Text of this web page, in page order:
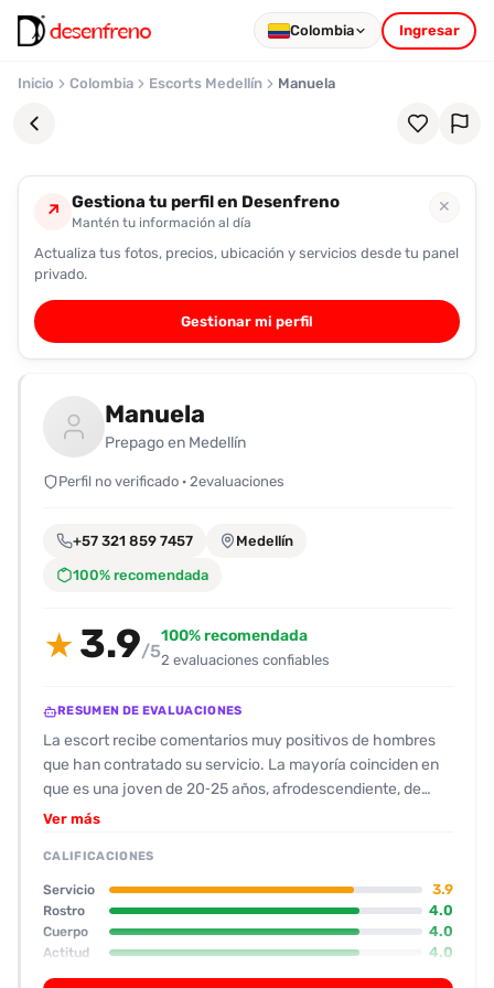
Colombia Ingresar
Inicio Colombia Escorts Medellín Manuela
Favoritos
Pronto
podrás
registrarte
guardar
favoritas
para
fácilmente.
↗ Gestiona tu perfil en Desenfreno
Mantén tu información al día
✕
Actualiza tus fotos, precios, ubicación y servicios desde tu panel
privado.
Gestionar mi perfil
Manuela
Prepago en Medellín
Perfil no verificado · 2evaluaciones
+57 321 859 7457 Medellín
100% recomendada
★ 3.9/5
100% recomendada
2 evaluaciones confiables
RESUMEN DE EVALUACIONES
La escort recibe comentarios muy positivos de hombres
que han contratado su servicio. La mayoría coinciden en
que es una joven de 20‑25 años, afrodescendiente, de
físico delgado con senos y trasero bien proporcionados.
destacan la buena higiene y el olor agradable. En cuanto a
la actitud, se describe como amable, sonriente y de
conversación fluida; aunque a veces le resulta un poco
tímida, responde de forma rápida y se muestra dispuesta a
seguir la iniciativa del cliente. El desempeño sexual se
valora muy alto, con especial énfasis en el oral y en los
Ver más
CALIFICACIONES
Servicio 3.9
Rostro 4.0
Cuerpo 4.0
Actitud 4.0